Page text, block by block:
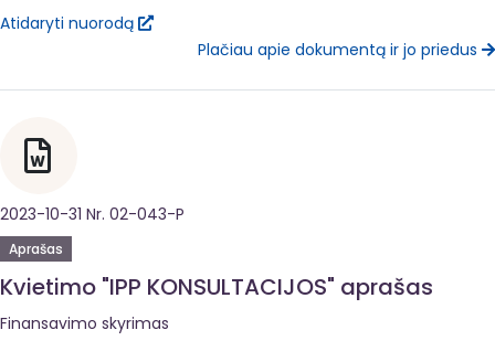
Atidaryti nuorodą
Plačiau apie dokumentą ir jo priedus
2023-10-31 Nr. 02-043-P
Aprašas
Kvietimo "IPP KONSULTACIJOS" aprašas
Finansavimo skyrimas